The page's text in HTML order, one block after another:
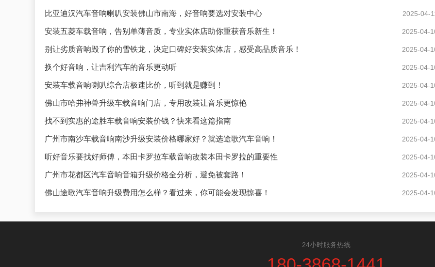
比亚迪汉汽车音响喇叭安装佛山市南海，好音响要选对安装中心 2025-04-
安装五菱车载音响，告别单薄音质，专业实体店助你重获音乐新生！ 2025-04-
别让劣质音响毁了你的雪铁龙，决定口碑好安装实体店，感受高品质音乐！ 2025-04-
换个好音响，让吉利汽车的音乐更动听 2025-04-
安装车载音响喇叭综合店极速比价，听到就是赚到！ 2025-04-
佛山市哈弗神兽升级车载音响门店，专用改装让音乐更惊艳 2025-04-
找不到实惠的途胜车载音响安装价钱？快来看这篇指南 2025-04-
广州市南沙车载音响南沙升级安装价格哪家好？就选途歌汽车音响！ 2025-04-
听好音乐要找好师傅，本田卡罗拉车载音响改装本田卡罗拉的重要性 2025-04-
广州市花都区汽车音响音箱升级价格全分析，避免被套路！ 2025-04-
佛山途歌汽车音响升级费用怎么样？看过来，你可能会发现惊喜！ 2025-04-
24小时服务热线